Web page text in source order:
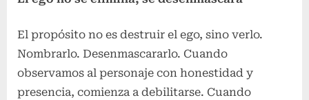
El propósito no es destruir el ego, sino verlo.
Nombrarlo. Desenmascararlo. Cuando
observamos al personaje con honestidad y
presencia, comienza a debilitarse. Cuando